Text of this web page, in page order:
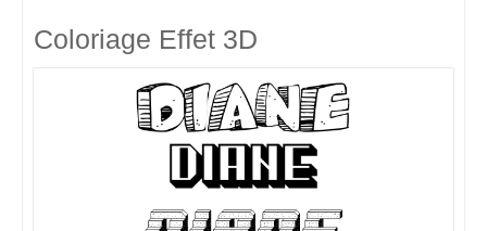
Coloriage Effet 3D